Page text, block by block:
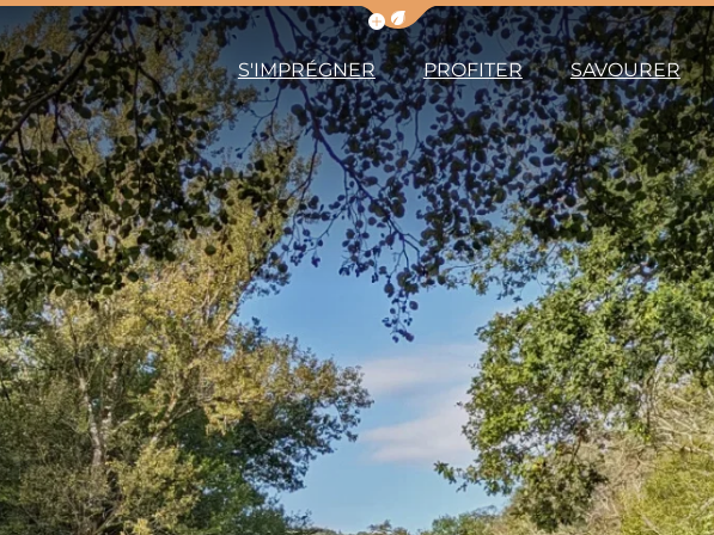
Afficher la barre de navigation du
S'IMPRÉGNER PROFITER SAVOURER